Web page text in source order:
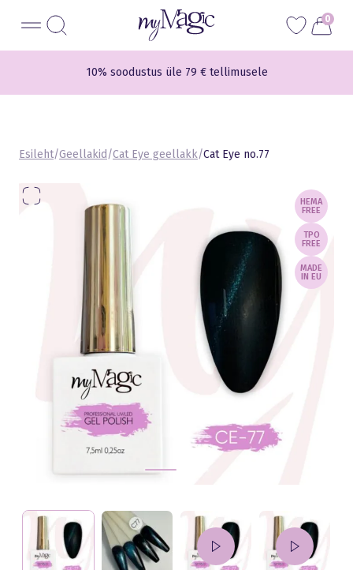
sisu
0
10% soodustus üle 79 € tellimusele
Esileht/Geellakid /Cat Eye geellakk/Cat Eye no.77
HEMA
FREE
TPO
FREE
MADE
IN EU